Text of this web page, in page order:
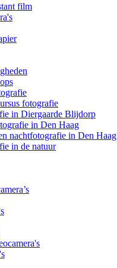
film
fotografie
in Diergaarde Blijdorp
in Den Haag
nachtfotografie in Den Haag
in de natuur